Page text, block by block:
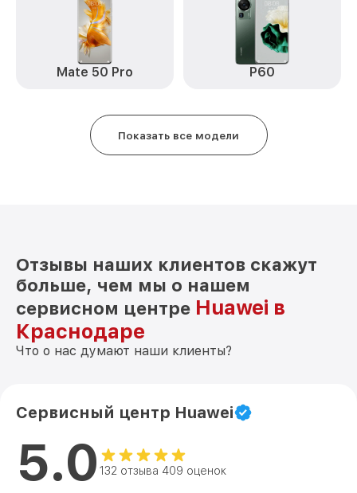
Замена стекла P60 Pro Huawei от 890₽
Замена датчика приближения P60 Pro
от 590₽
Замена вибромотора P60 Pro Huawei
Замена голосового динамика P60 Pro
Mate 50 Pro P60
Показать все модели
Отзывы наших клиентов скажут
больше, чем мы о нашем
сервисном центре Huawei в
Краснодаре
Что о нас думают наши клиенты?
Сервисный центр Huawei
5.0 132 отзыва 409 оценок